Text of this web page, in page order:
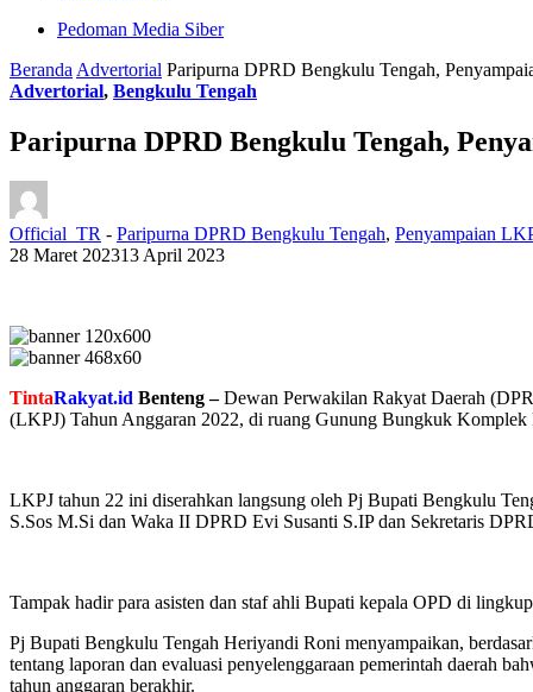
Pedoman Media Siber
Beranda Advertorial Paripurna DPRD Bengkulu Tengah,
Advertorial, Bengkulu Tengah
Paripurna DPRD Bengkulu Tengah,
Official_TR - Paripurna DPRD Bengkulu Tengah, Penyampaian
28 Maret 202313 April 2023
TintaRakyat.id Benteng –Dewan Perwakilan Rakyat Daerah
(LKPJ) Tahun Anggaran 2022, di ruang Gunung Bungkuk Komplek
LKPJ tahun 22 ini diserahkan langsung oleh Pj Bupati Bengkulu
S.Sos M.Si dan Waka II DPRD Evi Susanti S.IP dan Sekretaris
Tampak hadir para asisten dan staf ahli Bupati kepala OPD di
Pj Bupati Bengkulu Tengah Heriyandi Roni menyampaikan,
tentang laporan dan evaluasi penyelenggaraan pemerintah daerah
tahun anggaran berakhir.